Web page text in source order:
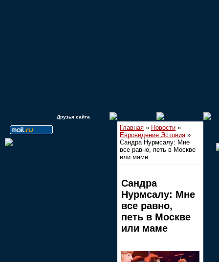
Друзья сайта
Главная » Новости »
Евровидение Эстония »
Сандра Нурмсалу: Мне
все равно, петь в Москве
или маме
Сандра
Нурмсалу: Мне
все равно,
петь в Москве
или маме